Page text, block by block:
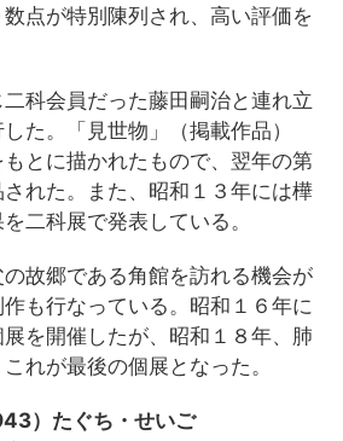
点が特別陳列され、高い評価を
科会員だった藤田嗣治と連れ立
た。「見世物」（掲載作品）
とに描かれたもので、翌年の第
れた。また、昭和１３年には樺
二科展で発表している。
故郷である角館を訪れる機会が
も行なっている。昭和１６年に
を開催したが、昭和１８年、肺
れが最後の個展となった。
）たぐち・せいご